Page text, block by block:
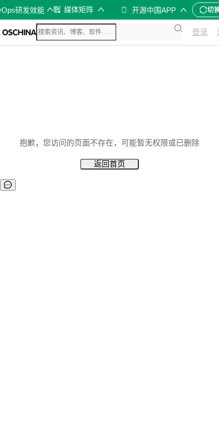
研发效能 媒体矩阵 开源中国APP 切
登录
抱歉，您访问的页面不存在，可能暂无权限或已删除
返回首页